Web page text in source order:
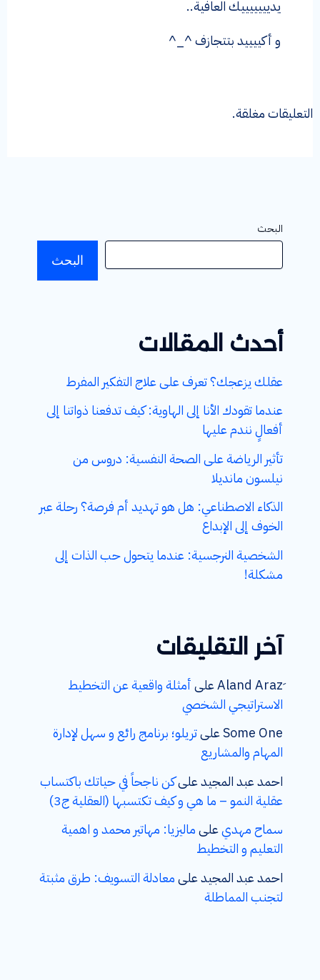
يديييييييك العافية..
و أكييييد بتتجازف ^_^
التعليقات مغلقة.
البحث
البحث
أحدث المقالات
عقلك يزعجك؟ تعرف على علاج التفكير المفرط
عندما تقودك الأنا إلى الهاوية: كيف تدفعنا ذواتنا إلى
أفعالٍ نندم عليها
تأثير الرياضة على الصحة النفسية: دروس من
نيلسون مانديلا
الذكاء الاصطناعي: هل هو تهديد أم فرصة؟ رحلة عبر
الخوف إلى الإبداع
الشخصية النرجسية: عندما يتحول حب الذات إلى
مشكلة!
آخر التقليقات
ِAland Araz علىأمثلة واقعية عن التخطيط
الاستراتيجي الشخصي
Some Oneعلىتريلو؛ برنامج رائع و سهل لإدارة
المهام والمشاريع
احمد عبد المجيدعلىكن ناجحاً في حياتك باكتساب
عقلية النمو – ما هي و كيف تكتسبها (العقلية ج3)
سماح مهديعلىماليزيا: مهاتير محمد و اهمية
التعليم و التخطيط
احمد عبد المجيدعلىمعادلة التسويف: طرق مثبتة
لتجنب المماطلة